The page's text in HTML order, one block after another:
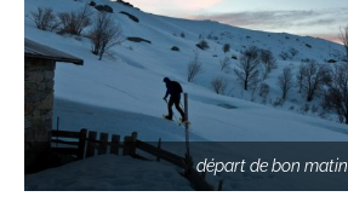
départ de bon matin